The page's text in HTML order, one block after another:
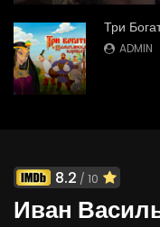
Три
ADMIN
8.2 / 10
Иван